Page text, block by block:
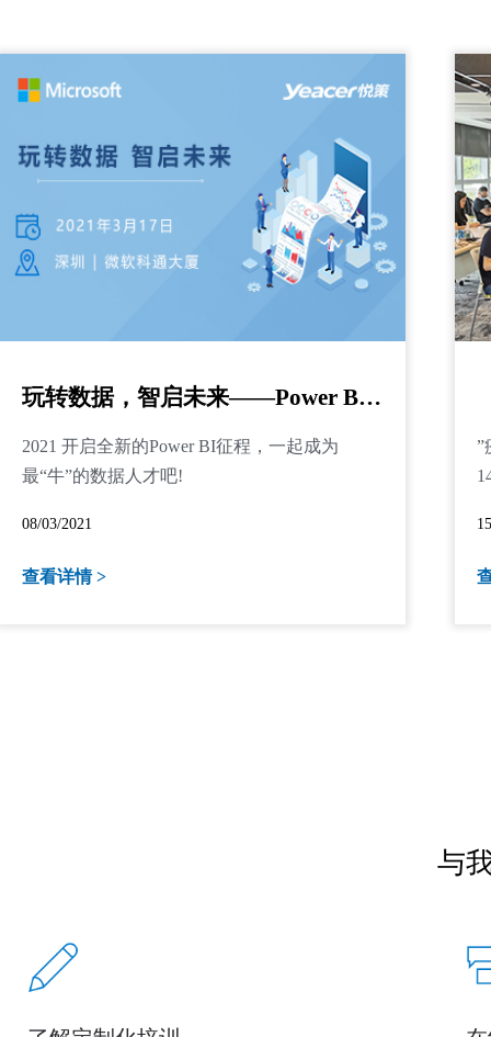
玩转数据，智启未来——Power BI DIAD实战
2021 开启全新的Power BI征程，一起成为
最“牛”的数据人才吧!
08/03/2021
查看详情 >
”
与